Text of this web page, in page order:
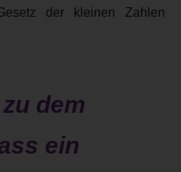
der kleinen Zahlen
dem
ein